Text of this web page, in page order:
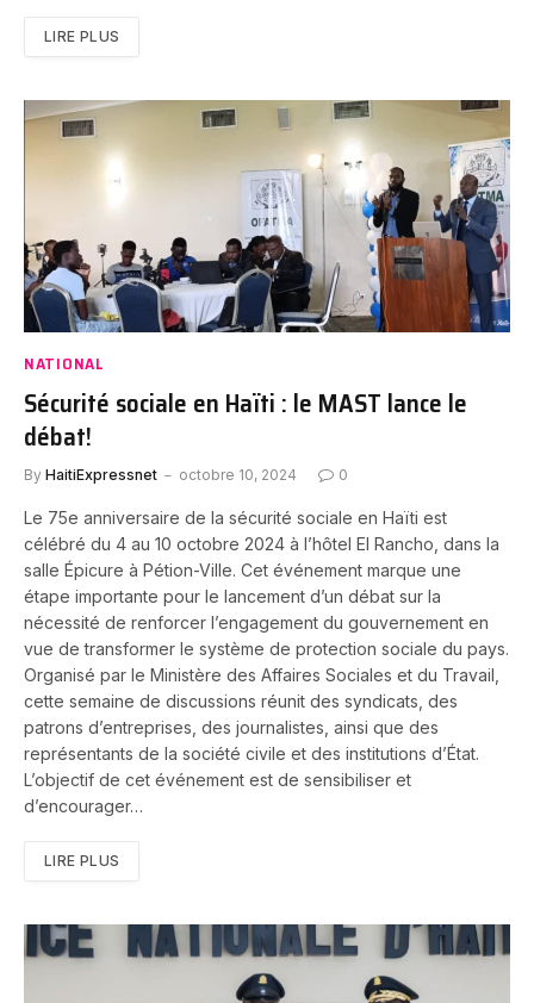
LIRE PLUS
NATIONAL
Sécurité sociale en Haïti : le MAST lance le
débat!
By HaitiExpressnet octobre 10, 2024 0
Le 75e anniversaire de la sécurité sociale en Haïti est
célébré du 4 au 10 octobre 2024 à l’hôtel El Rancho, dans la
salle Épicure à Pétion-Ville. Cet événement marque une
étape importante pour le lancement d’un débat sur la
nécessité de renforcer l’engagement du gouvernement en
vue de transformer le système de protection sociale du pays.
Organisé par le Ministère des Affaires Sociales et du Travail,
cette semaine de discussions réunit des syndicats, des
patrons d’entreprises, des journalistes, ainsi que des
représentants de la société civile et des institutions d’État.
L’objectif de cet événement est de sensibiliser et
d’encourager…
LIRE PLUS